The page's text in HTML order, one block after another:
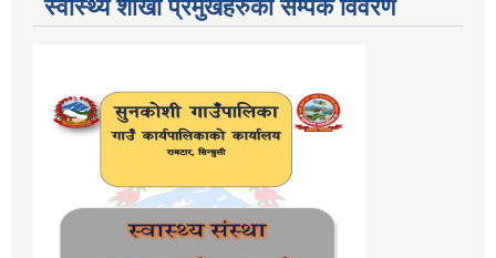
स्वास्थ्य शाखा प्रमुखहरुको सम्पर्क विवरण